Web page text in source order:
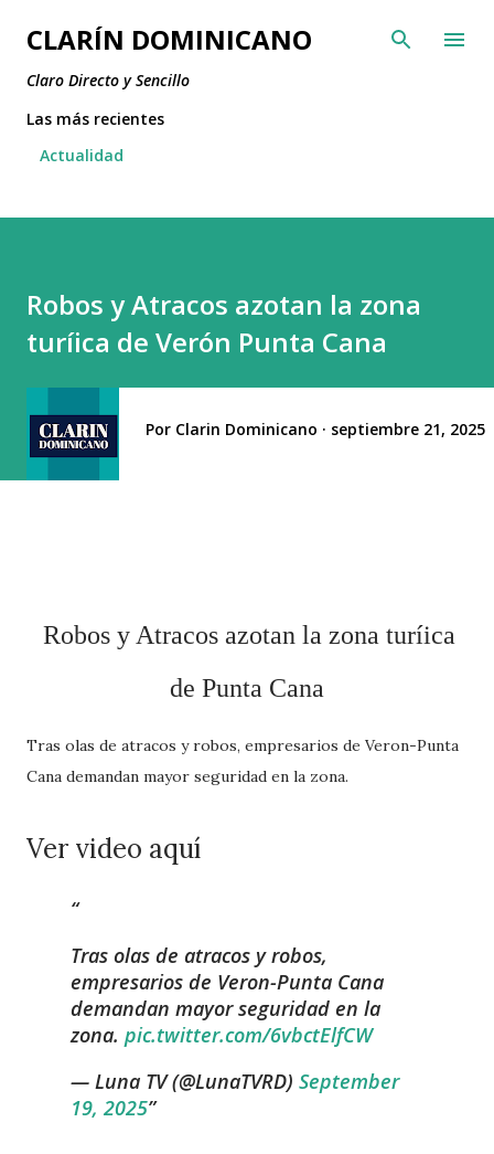
Ir al contenido principal
CLARÍN DOMINICANO
Claro Directo y Sencillo
Las más recientes
Actualidad
Robos y Atracos azotan la zona
turíica de Verón Punta Cana
Por Clarin Dominicano septiembre 21, 2025
Robos y Atracos azotan la zona turíica
de Punta Cana
Tras olas de atracos y robos, empresarios de Veron-Punta
Cana demandan mayor seguridad en la zona.
Ver video aquí
Tras olas de atracos y robos,
empresarios de Veron-Punta Cana
demandan mayor seguridad en la
zona. pic.twitter.com/6vbctElfCW
— Luna TV (@LunaTVRD) September
19, 2025